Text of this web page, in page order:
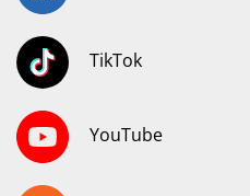
TikTok
YouTube